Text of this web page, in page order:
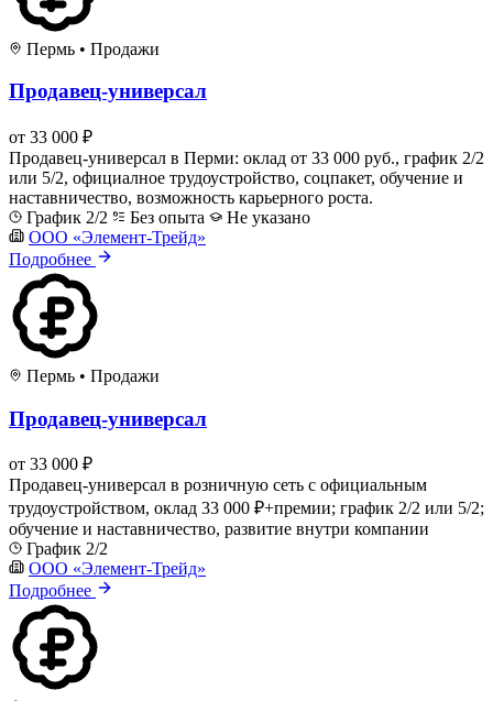
Пермь • Продажи
Продавец-универсал
от 33 000 ₽
Продавец-универсал в Перми: оклад от 33 000 руб., график 2/2
или 5/2, официалное трудоустройство, соцпакет, обучение и
наставничество, возможность карьерного роста.
График 2/2
Без опыта
Не указано
ООО «Элемент-Трейд»
Подробнее
Пермь • Продажи
Продавец-универсал
от 33 000 ₽
Продавец-универсал в розничную сеть с официальным
трудоустройством, оклад 33 000 ₽+премии; график 2/2 или 5/2;
обучение и наставничество, развитие внутри компании
График 2/2
ООО «Элемент-Трейд»
Подробнее